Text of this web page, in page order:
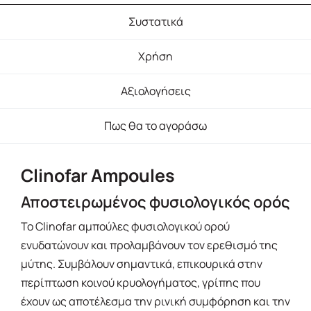
Συστατικά
Χρήση
Αξιολογήσεις
Πως θα το αγοράσω
Clinofar Ampoules
Αποστειρωμένος φυσιολογικός ορός
Το Clinofar αμπούλες φυσιολογικού ορού
ενυδατώνουν και προλαμβάνουν τον ερεθισμό της
μύτης. Συμβάλουν σημαντικά, επικουρικά στην
περίπτωση κοινού κρυολογήματος, γρίπης που
έχουν ως αποτέλεσμα την ρινική συμφόρηση και την